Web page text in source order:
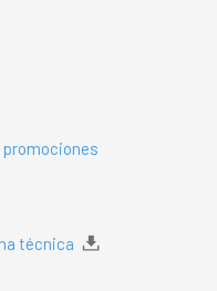
técnica